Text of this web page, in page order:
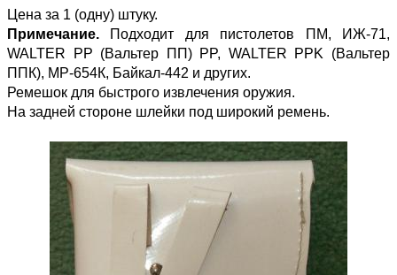
Цена за 1 (одну) штуку.
Примечание. Подходит для пистолетов ПМ, ИЖ-71,
WALTER PP (Вальтер ПП) PP, WALTER PPK (Вальтер
ППК), МР-654К, Байкал-442 и других.
Ремешок для быстрого извлечения оружия.
На задней стороне шлейки под широкий ремень.